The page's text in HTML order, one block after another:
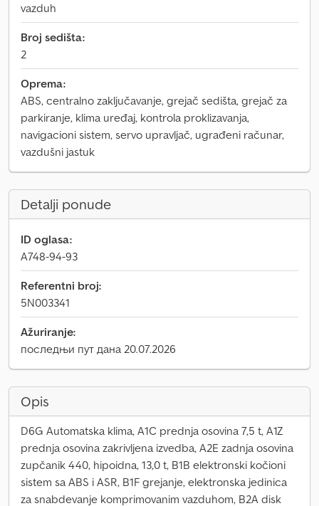
vazduh
Broj sedišta:
2
Oprema:
ABS, centralno zaključavanje, grejač sedišta, grejač za
parkiranje, klima uređaj, kontrola proklizavanja,
navigacioni sistem, servo upravljač, ugrađeni računar,
vazdušni jastuk
Detalji ponude
ID oglasa:
A748-94-93
Referentni broj:
5N003341
Ažuriranje:
последњи пут дана 20.07.2026
Opis
D6G Automatska klima, A1C prednja osovina 7,5 t, A1Z
prednja osovina zakrivljena izvedba, A2E zadnja osovina
zupčanik 440, hipoidna, 13,0 t, B1B elektronski kočioni
sistem sa ABS i ASR, B1F grejanje, elektronska jedinica
za snabdevanje komprimovanim vazduhom, B2A disk